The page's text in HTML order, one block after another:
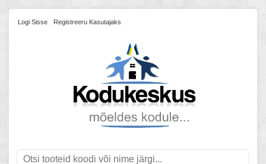
Logi Sisse Registreeru Kasutajaks